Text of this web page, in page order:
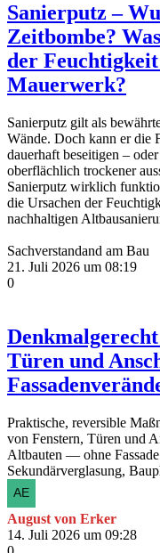
Sanierputz –
Zeitbombe?
der
Mauerwerk?
Sanierputz gilt als
Wände. Doch kann er die
dauerhaft beseitigen –
oberflächlich trockener
Sanierputz wirklich
die Ursachen der
nachhaltigen
Sachverstandand am Bau
21. Juli 2026 um 08:19
0
Türen und
Praktische, reversible
von Fenstern, Türen und
Altbauten — ohne
Sekundärverglasung,
August von Erker
14. Juli 2026 um 09:28